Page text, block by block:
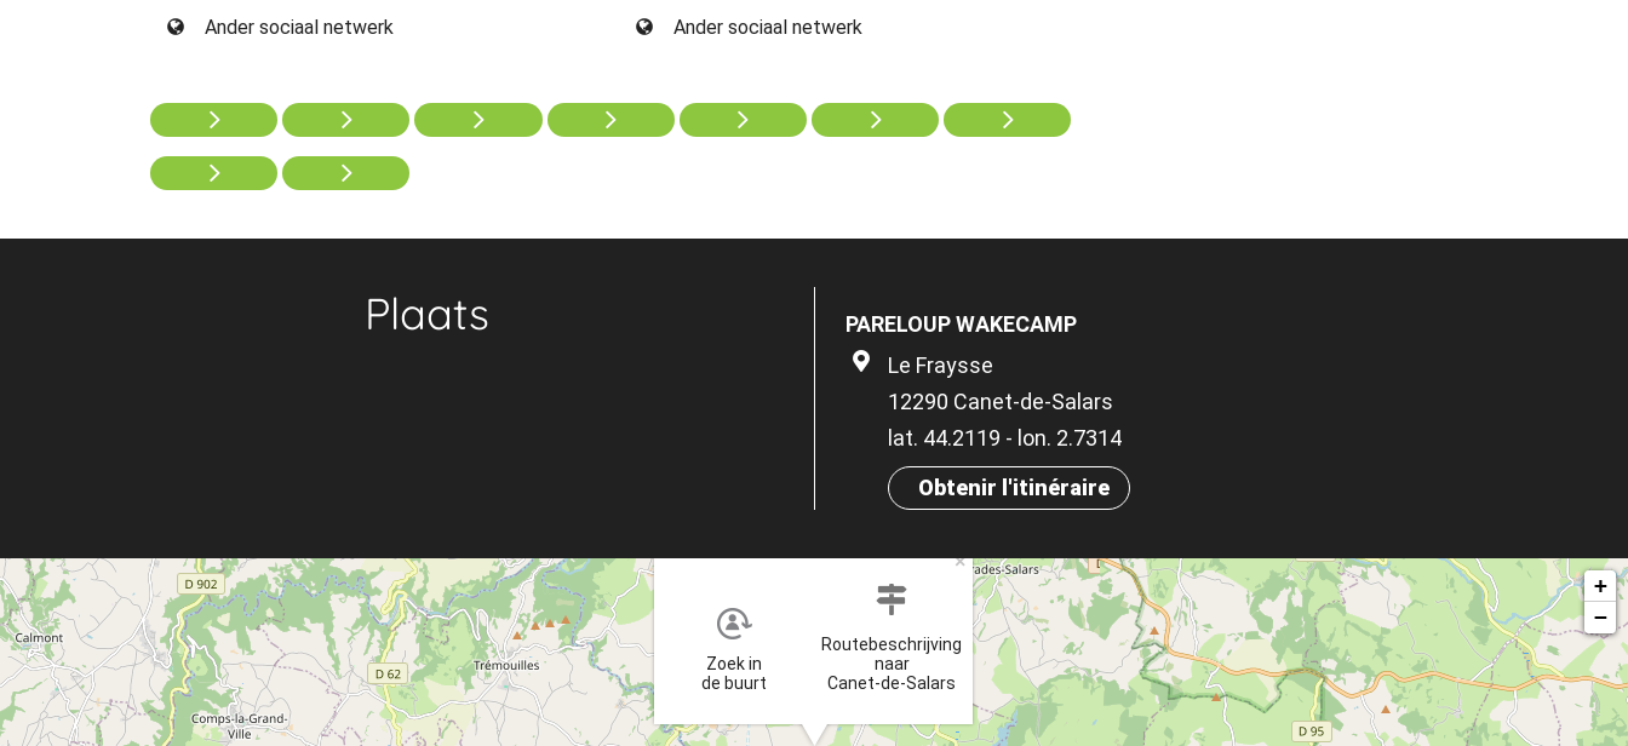
Ander sociaal netwerk
Ander sociaal netwerk
Plaats
PARELOUP WAKECAMP
Le Fraysse
12290 Canet-de-Salars
lat. 44.2119 - lon. 2.7314
Obtenir l'itinéraire
Zoek in
de buurt
Routebeschrijving
naar
Canet-de-Salars
×
+
−